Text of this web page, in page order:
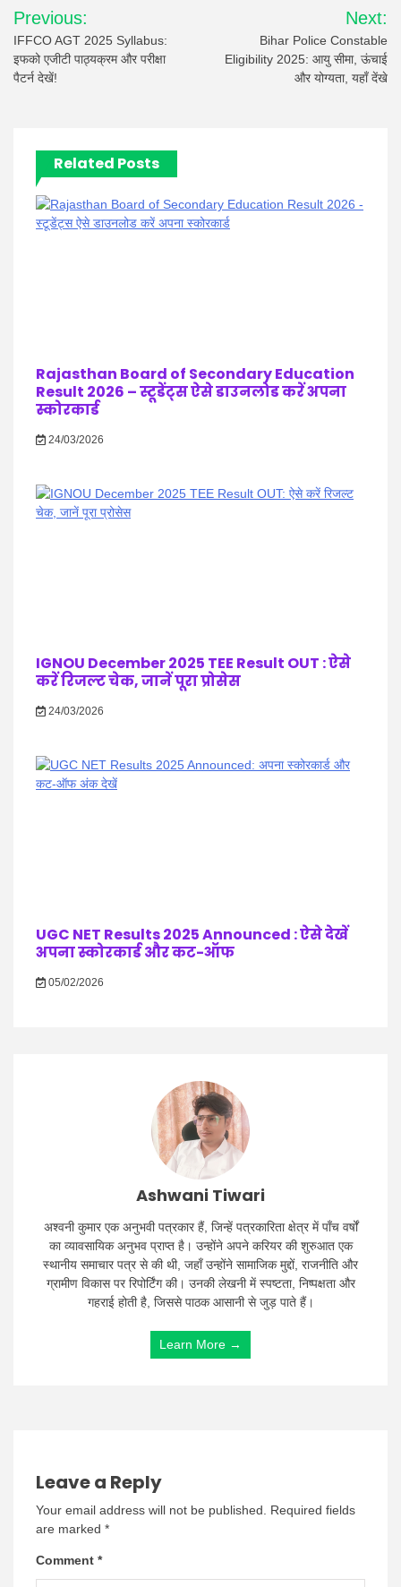
navigation
Previous:
IFFCO AGT 2025 Syllabus:
इफको एजीटी पाठ्यक्रम और परीक्षा
पैटर्न देखें!
Next:
Bihar Police Constable
Eligibility 2025: आयु सीमा, ऊंचाई
और योग्यता, यहाँ देंखे
Related Posts
Rajasthan Board of Secondary Education
Result 2026 – स्टूडेंट्स ऐसे डाउनलोड करें अपना
स्कोरकार्ड
24/03/2026
IGNOU December 2025 TEE Result OUT : ऐसे
करें रिजल्ट चेक, जानें पूरा प्रोसेस
24/03/2026
UGC NET Results 2025 Announced : ऐसे देखें
अपना स्कोरकार्ड और कट-ऑफ
05/02/2026
Ashwani Tiwari
अश्वनी कुमार एक अनुभवी पत्रकार हैं, जिन्हें पत्रकारिता क्षेत्र में पाँच वर्षों
का व्यावसायिक अनुभव प्राप्त है। उन्होंने अपने करियर की शुरुआत एक
स्थानीय समाचार पत्र से की थी, जहाँ उन्होंने सामाजिक मुद्दों, राजनीति और
ग्रामीण विकास पर रिपोर्टिंग की। उनकी लेखनी में स्पष्टता, निष्पक्षता और
गहराई होती है, जिससे पाठक आसानी से जुड़ पाते हैं।
Learn More →
Leave a Reply
Your email address will not be published.
Required fields
are marked *
Comment *